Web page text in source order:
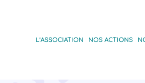
L’ASSOCIATION NOS ACTIONS